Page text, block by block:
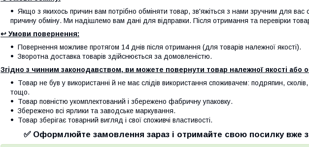
Якщо з якихось причин вам потрібно обміняти товар, зв'яжіться з нами зручним для вас
причину обміну. Ми надішлемо вам дані для відправки. Після отримання та перевірки
↩️ Умови повернення:
Повернення можливе протягом 14 днів після отримання (для товарів належної якості).
Зворотна доставка товарів здійснюється за домовленістю.
Згідно з чинним законодавством, ви можете повернути товар належної якості або
Товар не був у використанні й не має слідів використання споживачем: подряпин,
тощо.
Товар повністю укомплектований і збережено фабричну упаковку.
Збережено всі ярлики та заводське маркування.
Товар зберігає товарний вигляд і свої споживчі властивості.
✅ Оформлюйте замовлення зараз і отримайте свою посилку вже